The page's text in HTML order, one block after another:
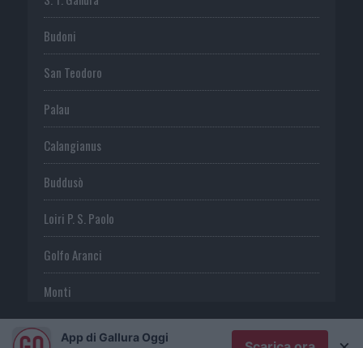
Budoni
San Teodoro
Palau
Calangianus
Buddusò
Loiri P. S. Paolo
Golfo Aranci
Monti
Telti
App di Gallura Oggi